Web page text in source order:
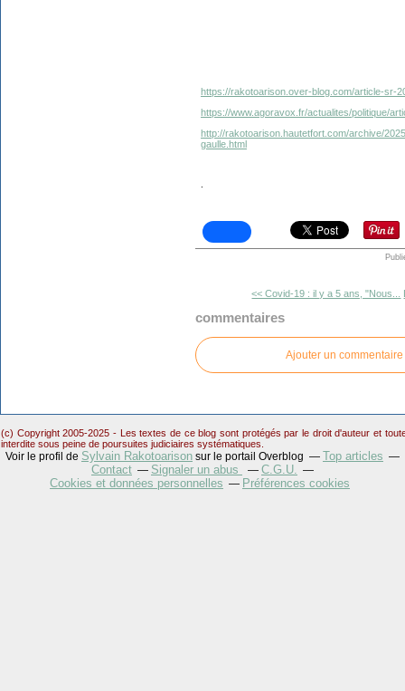
https://rakotoarison.over-blog.com/article-sr-
https://www.agoravox.fr/actualites/politique/
http://rakotoarison.hautetfort.com/archive/
gaulle.html
<< Covid-19 : il y a 5 ans, "Nous...
commentaires
Ajouter un commentaire
(c) Copyright 2005-2025 - Les textes de ce blog sont protégés par le droit d'auteur et
interdite sous peine de poursuites judiciaires systématiques.
Voir le profil de Sylvain Rakotoarison sur le portail Overblog
Top articles
Contact
Signaler un abus
C.G.U.
Cookies et données personnelles
Préférences cookies